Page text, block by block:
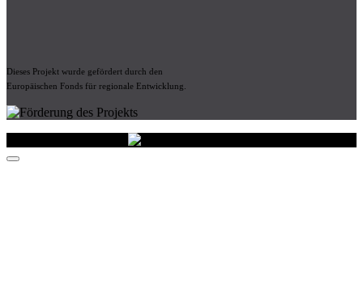
Dieses Projekt wurde gefördert durch den
Europäischen Fonds für regionale Entwicklung.